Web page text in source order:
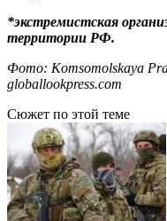
*экстремистская
территории РФ.
Фото: Komsomolskaya
globallookpress.com
Сюжет по этой теме